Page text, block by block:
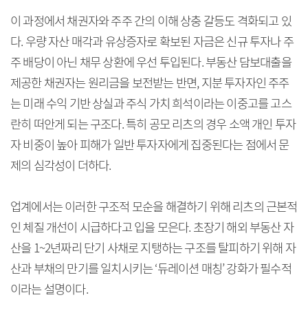
이 과정에서 채권자와 주주 간의 이해 상충 갈등도 격화되고 있
다. 우량 자산 매각과 유상증자로 확보된 자금은 신규 투자나 주
주 배당이 아닌 채무 상환에 우선 투입된다. 부동산 담보대출을
제공한 채권자는 원리금을 보전받는 반면, 지분 투자자인 주주
는 미래 수익 기반 상실과 주식 가치 희석이라는 이중고를 고스
란히 떠안게 되는 구조다. 특히 공모 리츠의 경우 소액 개인 투자
자 비중이 높아 피해가 일반 투자자에게 집중된다는 점에서 문
제의 심각성이 더하다.
업계에서는 이러한 구조적 모순을 해결하기 위해 리츠의 근본적
인 체질 개선이 시급하다고 입을 모은다. 초장기 해외 부동산 자
산을 1~2년짜리 단기 사채로 지탱하는 구조를 탈피하기 위해 자
산과 부채의 만기를 일치시키는 ‘듀레이션 매칭’ 강화가 필수적
이라는 설명이다.